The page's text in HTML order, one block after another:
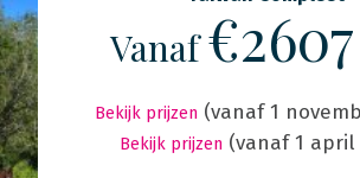
Vanaf€2607
Bekijk prijzen (vanaf 1
Bekijk prijzen (vanaf 1 april